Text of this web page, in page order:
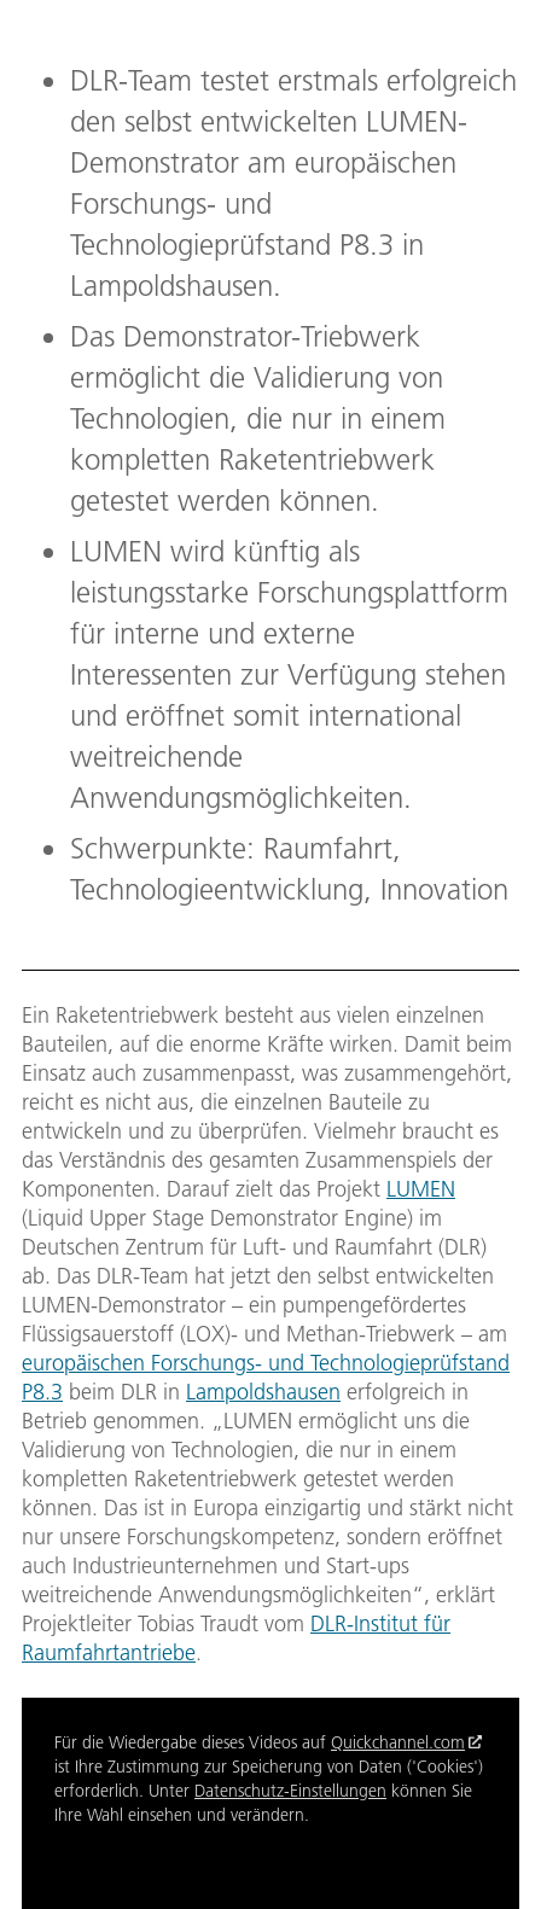
DLR-Team testet erstmals erfolgreich
den selbst entwickelten LUMEN-
Demonstrator am europäischen
Forschungs- und
Technologieprüfstand P8.3 in
Lampoldshausen.
Das Demonstrator-Triebwerk
ermöglicht die Validierung von
Technologien, die nur in einem
kompletten Raketentriebwerk
getestet werden können.
LUMEN wird künftig als
leistungsstarke Forschungsplattform
für interne und externe
Interessenten zur Verfügung stehen
und eröffnet somit international
weitreichende
Anwendungsmöglichkeiten.
Schwerpunkte: Raumfahrt,
Technologieentwicklung, Innovation
Ein Raketentriebwerk besteht aus vielen einzelnen
Bauteilen, auf die enorme Kräfte wirken. Damit beim
Einsatz auch zusammenpasst, was zusammengehört,
reicht es nicht aus, die einzelnen Bauteile zu
entwickeln und zu überprüfen. Vielmehr braucht es
das Verständnis des gesamten Zusammenspiels der
Komponenten. Darauf zielt das Projekt LUMEN
(Liquid Upper Stage Demonstrator Engine) im
Deutschen Zentrum für Luft- und Raumfahrt (DLR)
ab. Das DLR-Team hat jetzt den selbst entwickelten
LUMEN-Demonstrator – ein pumpengefördertes
Flüssigsauerstoff (LOX)- und Methan-Triebwerk – am
europäischen Forschungs- und Technologieprüfstand
P8.3 beim DLR in Lampoldshausen erfolgreich in
Betrieb genommen. „LUMEN ermöglicht uns die
Validierung von Technologien, die nur in einem
kompletten Raketentriebwerk getestet werden
können. Das ist in Europa einzigartig und stärkt nicht
nur unsere Forschungskompetenz, sondern eröffnet
auch Industrieunternehmen und Start-ups
weitreichende Anwendungsmöglichkeiten“, erklärt
Projektleiter Tobias Traudt vom DLR-Institut für
Raumfahrtantriebe.
Für die Wiedergabe dieses Videos auf Quickchannel.com
ist Ihre Zustimmung zur Speicherung von Daten ('Cookies')
erforderlich. Unter Datenschutz-Einstellungen können Sie
Ihre Wahl einsehen und verändern.